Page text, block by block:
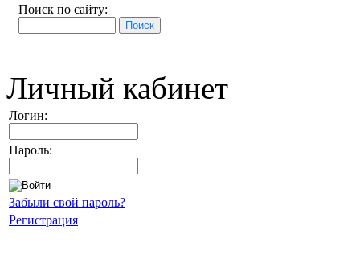
Поиск по сайту:
Личный кабинет
Логин:
Пароль:
Забыли свой пароль?
Регистрация